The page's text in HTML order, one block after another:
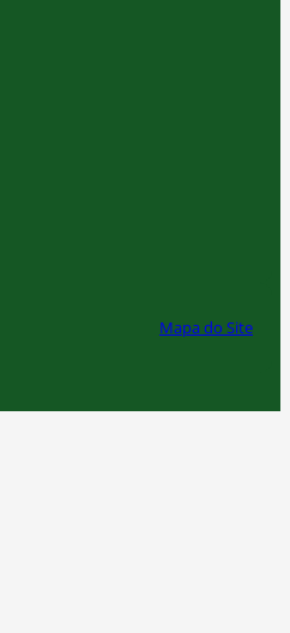
Mapa do Site